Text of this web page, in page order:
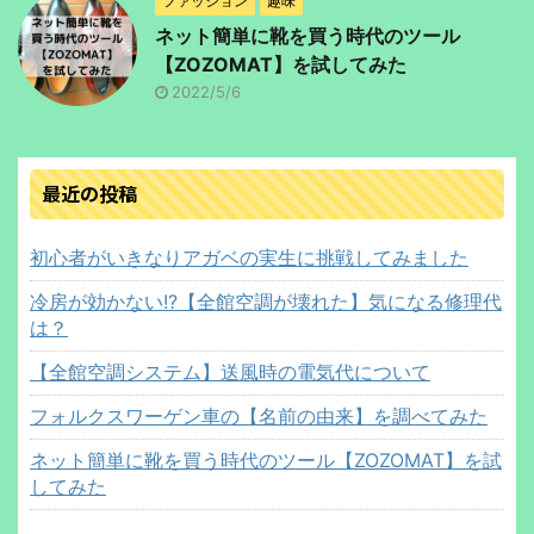
ネット簡単に靴を買う時代のツール
【ZOZOMAT】を試してみた
2022/5/6
最近の投稿
初心者がいきなりアガベの実生に挑戦してみました
冷房が効かない!?【全館空調が壊れた】気になる修理代
は？
【全館空調システム】送風時の電気代について
フォルクスワーゲン車の【名前の由来】を調べてみた
ネット簡単に靴を買う時代のツール【ZOZOMAT】を試
してみた